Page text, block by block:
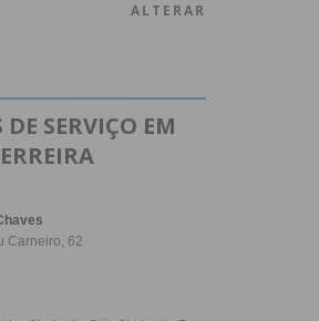
ALTERAR
SERVIÇO EM